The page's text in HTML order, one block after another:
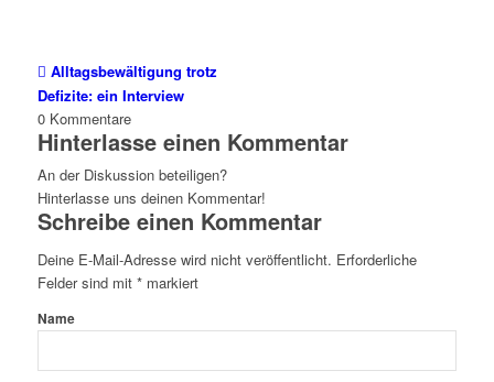
Alltagsbewältigung trotz
Defizite: ein Interview
0 Kommentare
Hinterlasse einen Kommentar
An der Diskussion beteiligen?
Hinterlasse uns deinen Kommentar!
Schreibe einen Kommentar
Deine E-Mail-Adresse wird nicht veröffentlicht. Erforderliche
Felder sind mit *markiert
Name